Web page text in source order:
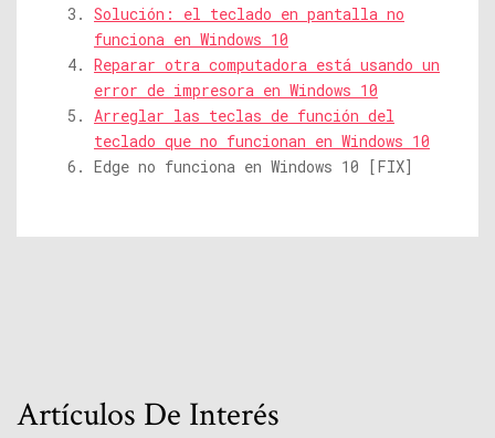
Solución: el teclado en pantalla no
funciona en Windows 10
Reparar otra computadora está usando un
error de impresora en Windows 10
Arreglar las teclas de función del
teclado que no funcionan en Windows 10
Edge no funciona en Windows 10 [FIX]
Artículos De Interés